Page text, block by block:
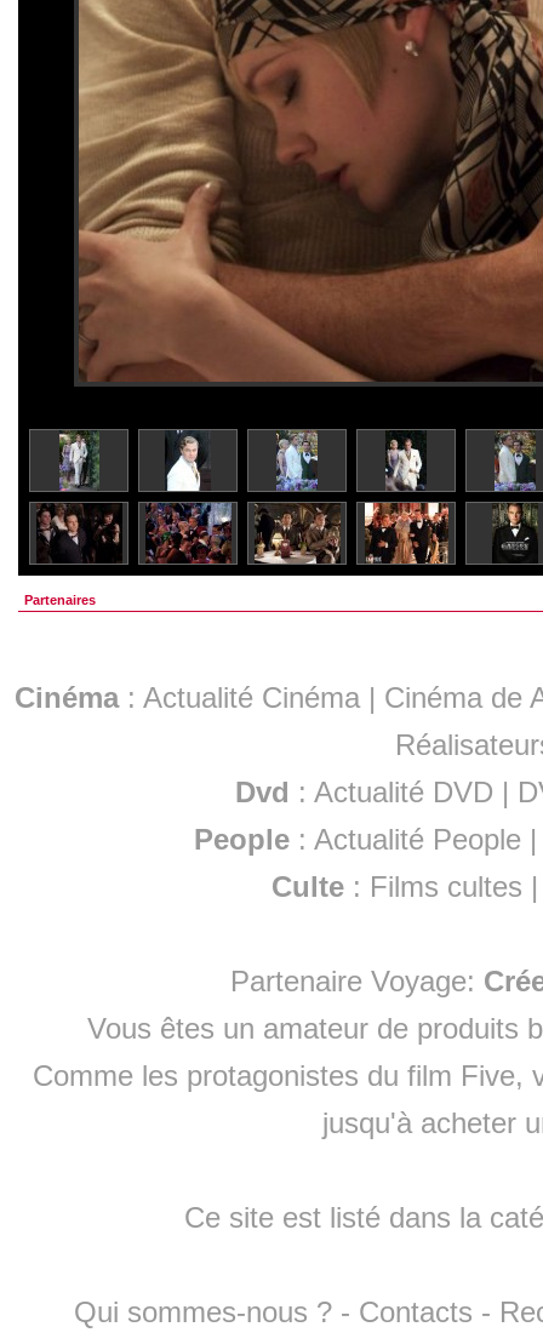
Partenaires
Cinéma: Actualité Cinéma | Cinéma de
Dvd : Actualité DVD |
People :Actualité People
Culte : Films cultes
Partenaire Voyage:
Vous êtes un amateur de produits
Comme les protagonistes du film Five,
jusqu'à acheter
Ce site est listé dans la
Qui sommes-nous ? - Contacts -